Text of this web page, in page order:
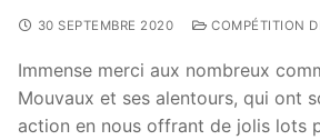
30 SEPTEMBRE 2020 COMPÉTITION
Immense merci aux nombreux
Mouvaux et ses alentours, qui ont
action en nous offrant de jolis lots